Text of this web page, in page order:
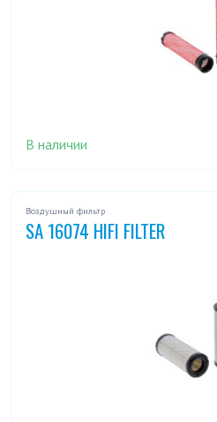
В наличии
Воздушный фильтр
SA 16074 HIFI FILTER